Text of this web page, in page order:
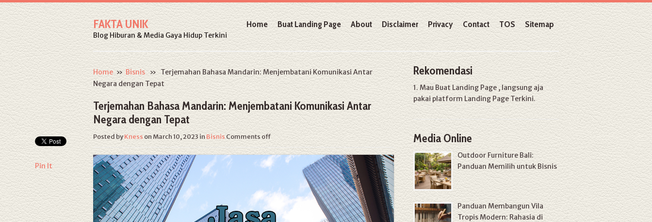
FAKTA UNIK
Blog Hiburan & Media Gaya Hidup Terkini
Home Buat Landing Page About Disclaimer Privacy Contact TOS Sitemap
Home»Bisnis» Terjemahan Bahasa Mandarin: Menjembatani Komunikasi Antar
Negara dengan Tepat
Terjemahan Bahasa Mandarin: Menjembatani Komunikasi Antar
Negara dengan Tepat
Posted byKnesson March 10, 2023inBisnisComments off
Pin It
Rekomendasi
1. MauBuat Landing Page, langsung aja
pakai platform Landing Page Terkini.
Media Online
Outdoor Furniture Bali:
Panduan Memilih untuk Bisnis
Panduan Membangun Vila
Tropis Modern: Rahasia di